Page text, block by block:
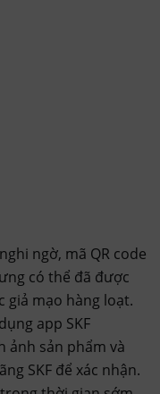
ngờ, mã QR code
có thể đã được
giả mạo hàng loạt.
app SKF
ảnh sản phẩm và
SKF để xác nhận.